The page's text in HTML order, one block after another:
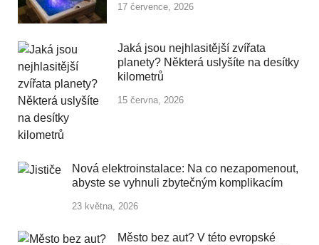
17 července, 2026
Jaká jsou nejhlasitější zvířata
planety? Některá uslyšíte na desítky
kilometrů
15 června, 2026
Nová elektroinstalace: Na co nezapomenout,
abyste se vyhnuli zbytečným komplikacím
23 května, 2026
Město bez aut? V této evropské